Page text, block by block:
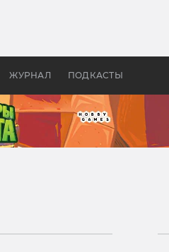
ЖУРНАЛ ПОДКАСТЫ
Древней Грецией